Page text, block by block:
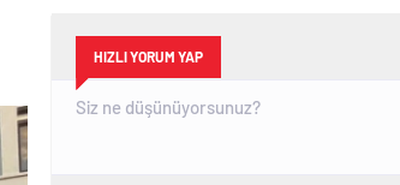
HIZLI YORUM YAP